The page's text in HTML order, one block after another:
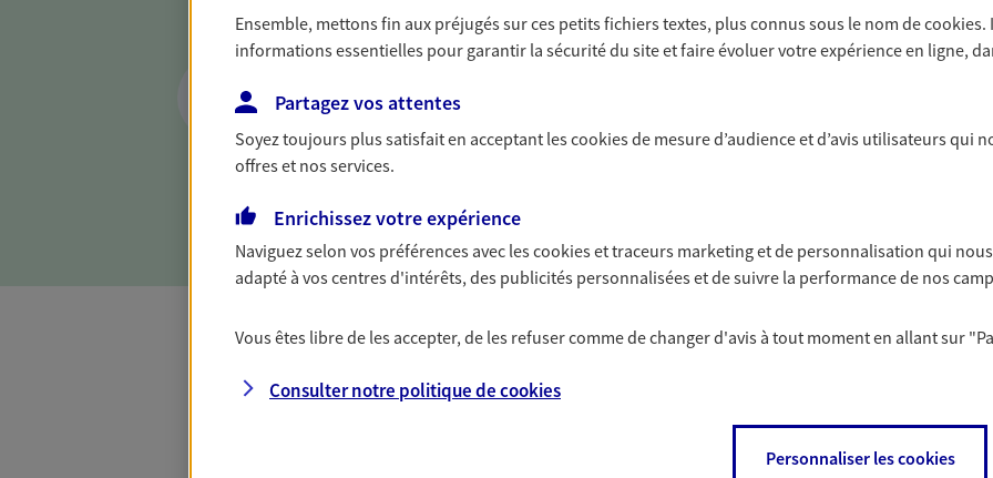
solide pour vous formuler des conseils cohérents avec vos
besoins.
interlocuteur pour
Préparer et transmettre votre
succession
Préparer au mieux la transmission de votre patrimoine à
votre conjoint, vos enfants et vos proches en respectant vos
Anticiper et
retraite. Nous vous
Complémentaire Santé
Et si préserver votre budget, c’était aussi prendre soin de votre santé ? Avec le contrat Ma
Ensemble, mettons fin aux préjugés sur ces petits fichiers textes, plus connus sous le nom decookies.
informations essentielles pour garantir la sécurité du site et faire évoluer votre expérience en ligne,
Partagez vos attentes
Soyez toujours plus satisfait en acceptant lescookiesde mesure d’audience et d’avis utilisateurs qui
offres et nos services.
Enrichissez votre expérience
Naviguez selon vos préférences avec lescookies et traceurs marketing et de personnalisation qui
adapté à vos centres d'intérêts, des publicités personnalisées et de suivre la performance de nos
Vous êtes libre de les accepter, de les refuser comme de changer d'avis à tout moment en allant sur
Consulter notre politique decookies
Personnaliser les cookies